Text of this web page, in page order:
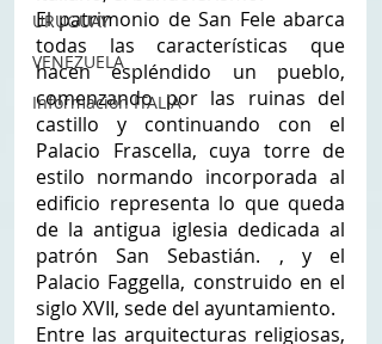
URUGUAY
VENEZUELA
Información ITALIA
El patrimonio de San Fele abarca
todas las características que
hacen espléndido un pueblo,
comenzando por las ruinas del
castillo y continuando con el
Palacio Frascella, cuya torre de
estilo normando incorporada al
edificio representa lo que queda
de la antigua iglesia dedicada al
patrón San Sebastián. , y el
Palacio Faggella, construido en el
siglo XVII, sede del ayuntamiento.
Entre las arquitecturas religiosas,